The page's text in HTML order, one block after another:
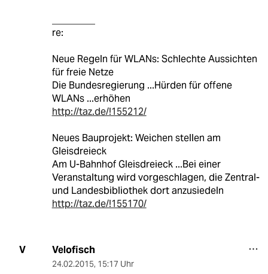
re:
Neue Regeln für WLANs: Schlechte Aussichten
für freie Netze
Die Bundesregierung ...Hürden für offene
WLANs ...erhöhen
http://taz.de/!155212/
Neues Bauprojekt: Weichen stellen am
Gleisdreieck
Am U-Bahnhof Gleisdreieck ...Bei einer
Veranstaltung wird vorgeschlagen, die Zentral-
und Landesbibliothek dort anzusiedeln
http://taz.de/!155170/
V Velofisch
24.02.2015, 15:17 Uhr